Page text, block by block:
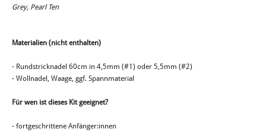
Grey, Pearl Ten
Materialien (nicht enthalten)
- Rundstricknadel 60cm in 4,5mm (#1) oder 5,5mm (#2)
- Wollnadel, Waage, ggf. Spannmaterial
Für wen ist dieses Kit geeignet?
- fortgeschrittene Anfänger:innen